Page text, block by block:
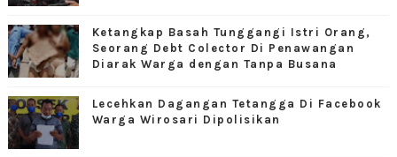
Ketangkap Basah Tunggangi Istri Orang,
Seorang Debt Colector Di Penawangan
Diarak Warga dengan Tanpa Busana
Lecehkan Dagangan Tetangga Di Facebook
Warga Wirosari Dipolisikan